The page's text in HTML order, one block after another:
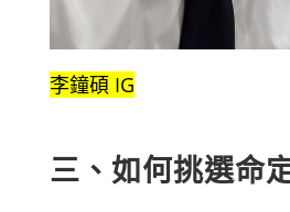
李鐘碩 IG
三、如何挑選命